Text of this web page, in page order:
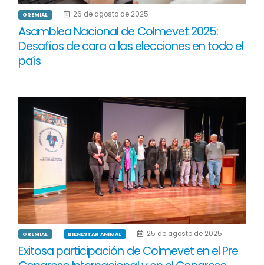
GREMIAL 26 de agosto de 2025
Asamblea Nacional de Colmevet 2025:
Desafíos de cara a las elecciones en todo el
país
GREMIAL BIENESTAR ANIMAL 25 de agosto de 2025
Exitosa participación de Colmevet en el Pre